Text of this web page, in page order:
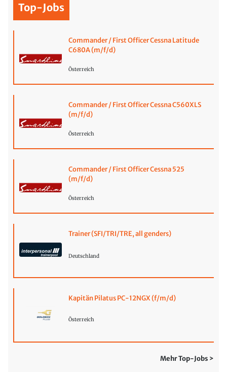
Top-Jobs
Commander / First Officer Cessna Latitude
C680A (m/f/d)
Österreich
Commander / First Officer Cessna C560XLS
(m/f/d)
Österreich
Commander / First Officer Cessna 525
(m/f/d)
Österreich
Trainer (SFI/TRI/TRE, all genders)
Deutschland
Kapitän Pilatus PC-12NGX (f/m/d)
Österreich
Mehr Top-Jobs >